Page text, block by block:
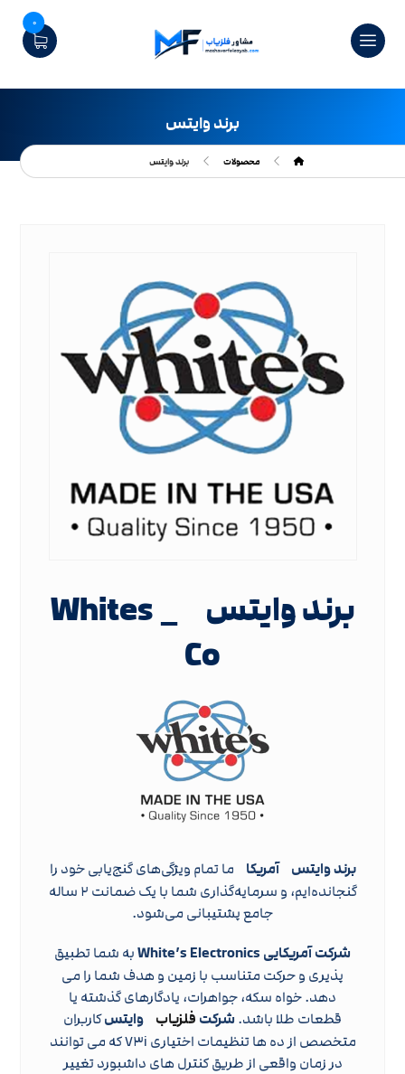
0
برند وایتس
محصولات برند وایتس
برند وایتس _ Whites
Co
برند وایتس آمریکا ما تمام ویژگی‌های گنج‌یابی خود را
گنجانده‌ایم، و سرمایه‌گذاری شما با یک ضمانت ۲ ساله
جامع پشتیبانی می‌شود.
شرکت آمریکایی White’s Electronics
به شما تطبیق
پذیری و حرکت متناسب با زمین و هدف شما را می
دهد. خواه سکه، جواهرات، یادگارهای گذشته یا
قطعات طلا باشد. شرکت فلزیاب وایتسکاربران
متخصص از ده ها تنظیمات اختیاری V۳i که می توانند
در زمان واقعی از طریق کنترل های داشبورد تغییر